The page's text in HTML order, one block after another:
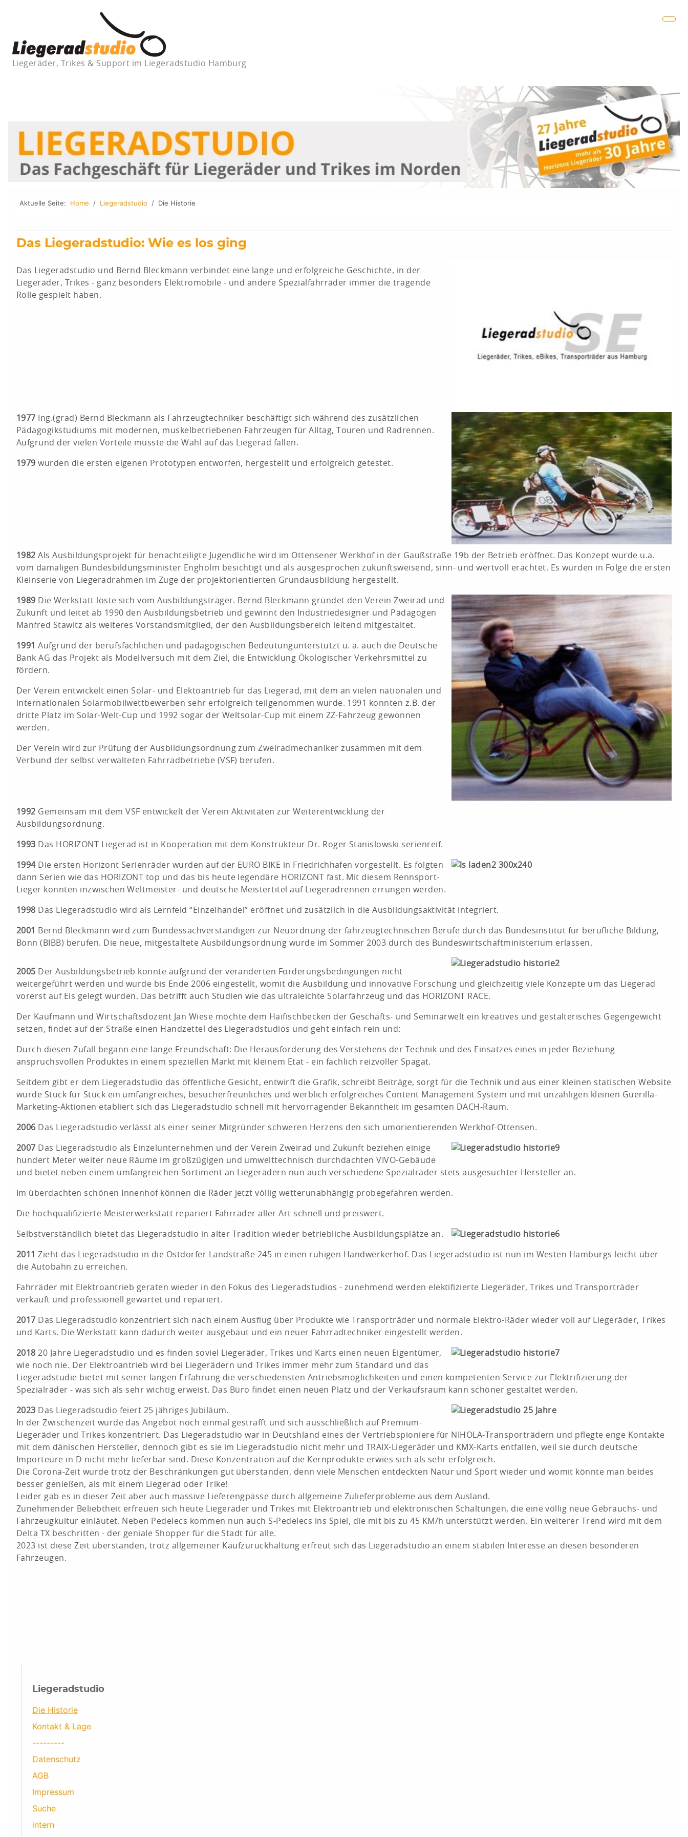
Liegeräder, Trikes & Support im Liegeradstudio Hamburg
Aktuelle Seite: Home Liegeradstudio Die Historie
Das Liegeradstudio: Wie es los ging
Das Liegeradstudio und Bernd Bleckmann verbindet eine lange und erfolgreiche Geschichte, in der
Liegeräder, Trikes - ganz besonders Elektromobile - und andere Spezialfahrräder immer die tragende
Rolle gespielt haben.
1977 Ing.(grad) Bernd Bleckmann als Fahrzeugtechniker beschäftigt sich während des zusätzlichen
Pädagogikstudiums mit modernen, muskelbetriebenen Fahrzeugen für Alltag, Touren und Radrennen.
Aufgrund der vielen Vorteile musste die Wahl auf das Liegerad fallen.
1979 wurden die ersten eigenen Prototypen entworfen, hergestellt und erfolgreich getestet.
1982 Als Ausbildungsprojekt für benachteiligte Jugendliche wird im Ottensener Werkhof in der Gaußstraße 19b der Betrieb eröffnet. Das Konzept wurde u.a.
vom damaligen Bundesbildungsminister Engholm besichtigt und als ausgesprochen zukunftsweisend, sinn- und wertvoll erachtet. Es wurden in Folge die ersten
Kleinserie von Liegeradrahmen im Zuge der projektorientierten Grundausbildung hergestellt.
1989 Die Werkstatt löste sich vom Ausbildungsträger. Bernd Bleckmann gründet den Verein Zweirad und
Zukunft und leitet ab 1990 den Ausbildungsbetrieb und gewinnt den Industriedesigner und Pädagogen
Manfred Stawitz als weiteres Vorstandsmitglied, der den Ausbildungsbereich leitend mitgestaltet.
1991 Aufgrund der berufsfachlichen und pädagogischen Bedeutungunterstützt u. a. auch die Deutsche
Bank AG das Projekt als Modellversuch mit dem Ziel, die Entwicklung Ökologischer Verkehrsmittel zu
fördern.
Der Verein entwickelt einen Solar- und Elektoantrieb für das Liegerad, mit dem an vielen nationalen und
internationalen Solarmobilwettbewerben sehr erfolgreich teilgenommen wurde. 1991 konnten z.B. der
dritte Platz im Solar-Welt-Cup und 1992 sogar der Weltsolar-Cup mit einem ZZ-Fahrzeug gewonnen
werden.
Der Verein wird zur Prüfung der Ausbildungsordnung zum Zweiradmechaniker zusammen mit dem
Verbund der selbst verwalteten Fahrradbetriebe (VSF) berufen.
1992 Gemeinsam mit dem VSF entwickelt der Verein Aktivitäten zur Weiterentwicklung der
Ausbildungsordnung.
1993 Das HORIZONT Liegerad ist in Kooperation mit dem Konstrukteur Dr. Roger Stanislowski serienreif.
1994Die ersten Horizont Serienräder wurden auf der EURO BIKE in Friedrichhafen vorgestellt. Es folgten
dann Serien wie das HORIZONT top und das bis heute legendäre HORIZONT fast. Mit diesem Rennsport-
Lieger konnten inzwischen Weltmeister- und deutsche Meistertitel auf Liegeradrennen errungen werden.
1998 Das Liegeradstudio wird als Lernfeld “Einzelhandel” eröffnet und zusätzlich in die Ausbildungsaktivität integriert.
2001
Bernd Bleckmann wird zum Bundessachverständigen zur Neuordnung der fahrzeugtechnischen Berufe durch das Bundesinstitut für berufliche Bildung,
Bonn (BIBB) berufen. Die neue, mitgestaltete Ausbildungsordnung wurde im Sommer 2003 durch des Bundeswirtschaftministerium erlassen.
2005 Der Ausbildungsbetrieb konnte aufgrund der veränderten Förderungsbedingungen nicht
weitergeführt werden und wurde bis Ende 2006 eingestellt, womit die Ausbildung und innovative Forschung und gleichzeitig viele Konzepte um das Liegerad
vorerst auf Eis gelegt wurden. Das betrifft auch Studien wie das ultraleichte Solarfahrzeug und das HORIZONT RACE.
Der Kaufmann und Wirtschaftsdozent Jan Wiese möchte dem Haifischbecken der Geschäfts- und Seminarwelt ein kreatives und gestalterisches Gegengewicht
setzen, findet auf der Straße einen Handzettel des Liegeradstudios und geht einfach rein und:
Durch diesen Zufall begann eine lange Freundschaft: Die Herausforderung des Verstehens der Technik und des Einsatzes eines in jeder Beziehung
anspruchsvollen Produktes in einem speziellen Markt mit kleinem Etat - ein fachlich reizvoller Spagat.
Seitdem gibt er dem Liegeradstudio das öffentliche Gesicht, entwirft die Grafik, schreibt Beiträge, sorgt für die Technik und aus einer kleinen statischen Website
wurde Stück für Stück ein umfangreiches, besucherfreunliches und werblich erfolgreiches Content Management System und mit unzähligen kleinen Guerilla-
Marketing-Aktionen etabliert sich das Liegeradstudio schnell mit hervorragender Bekanntheit im gesamten DACH-Raum.
2006 Das Liegeradstudio verlässt als einer seiner Mitgründer schweren Herzens den sich umorientierenden Werkhof-Ottensen.
2007 Das Liegeradstudio als Einzelunternehmen und der Verein Zweirad und Zukunft beziehen einige
hundert Meter weiter neue Räume im großzügigen und umwelttechnisch durchdachten VIVO-Gebäude
und bietet neben einem umfangreichen Sortiment an Liegerädern nun auch verschiedene Spezialräder stets ausgesuchter Hersteller an.
Im überdachten schönen Innenhof können die Räder jetzt völlig wetterunabhängig probegefahren werden.
Die hochqualifizierte Meisterwerkstatt repariert Fahrräder aller Art schnell und preiswert.
Selbstverständlich bietet das Liegeradstudio in alter Tradition wieder betriebliche Ausbildungsplätze an.
2011
Zieht das Liegeradstudio in die Ostdorfer Landstraße 245 in einen ruhigen Handwerkerhof. Das Liegeradstudio ist nun im Westen Hamburgs leicht über
die Autobahn zu erreichen.
Fahrräder mit Elektroantrieb geraten wieder in den Fokus des Liegeradstudios - zunehmend werden elektifizierte Liegeräder, Trikes und Transporträder
verkauft und professionell gewartet und repariert.
2017 Das Liegeradstudio konzentriert sich nach einem Ausflug über Produkte wie Transporträder und normale Elektro-Räder wieder voll auf Liegeräder, Trikes
und Karts. Die Werkstatt kann dadurch weiter ausgebaut und ein neuer Fahrradtechniker eingestellt werden.
2018 20 Jahre Liegeradstudio und es finden soviel Liegeräder, Trikes und Karts einen neuen Eigentümer,
wie noch nie. Der Elektroantrieb wird bei Liegerädern und Trikes immer mehr zum Standard und das
Liegeradstudie bietet mit seiner langen Erfahrung die verschiedensten Antriebsmöglichkeiten und einen kompetenten Service zur Elektrifizierung der
Spezialräder - was sich als sehr wichtig erweist. Das Büro findet einen neuen Platz und der Verkaufsraum kann schöner gestaltet werden.
2023 Das Liegeradstudio feiert 25 jähriges Jubiläum.
In der Zwischenzeit wurde das Angebot noch einmal gestrafft und sich ausschließlich auf Premium-
Liegeräder und Trikes konzentriert. Das Liegeradstudio war in Deutshland eines der Vertriebspioniere für NIHOLA-Transporträdern und pflegte enge Kontakte
mit dem dänischen Hersteller, dennoch gibt es sie im Liegeradstudio nicht mehr und TRAIX-Liegeräder und KMX-Karts entfallen, weil sie durch deutsche
Importeure in D nicht mehr lieferbar sind. Diese Konzentration auf die Kernprodukte erwies sich als sehr erfolgreich.
Die Corona-Zeit wurde trotz der Beschränkungen gut überstanden, denn viele Menschen entdeckten Natur und Sport wieder und womit könnte man beides
besser genießen, als mit einem Liegerad oder Trike!
Leider gab es in dieser Zeit aber auch massive Lieferengpässe durch allgemeine Zulieferprobleme aus dem Ausland.
Zunehmender Beliebtheit erfreuen sich heute Liegeräder und Trikes mit Elektroantrieb und elektronischen Schaltungen, die eine völlig neue Gebrauchs- und
Fahrzeugkultur einläutet. Neben Pedelecs kommen nun auch S-Pedelecs ins Spiel, die mit bis zu 45 KM/h unterstützt werden. Ein weiterer Trend wird mit dem
Delta TX beschritten - der geniale Shopper für die Stadt für alle.
2023 ist diese Zeit überstanden, trotz allgemeiner Kaufzurückhaltung erfreut sich das Liegeradstudio an einem stabilen Interesse an diesen besonderen
Fahrzeugen.
Liegeradstudio
Die Historie
Kontakt & Lage
---------
Datenschutz
AGB
Impressum
Suche
intern